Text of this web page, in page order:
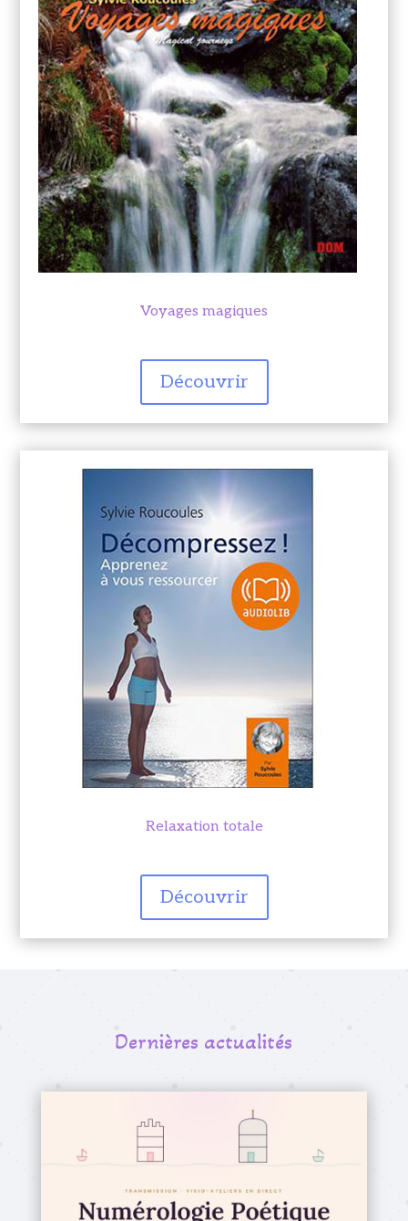
Voyages magiques
Découvrir
Relaxation totale
Découvrir
Dernières actualités